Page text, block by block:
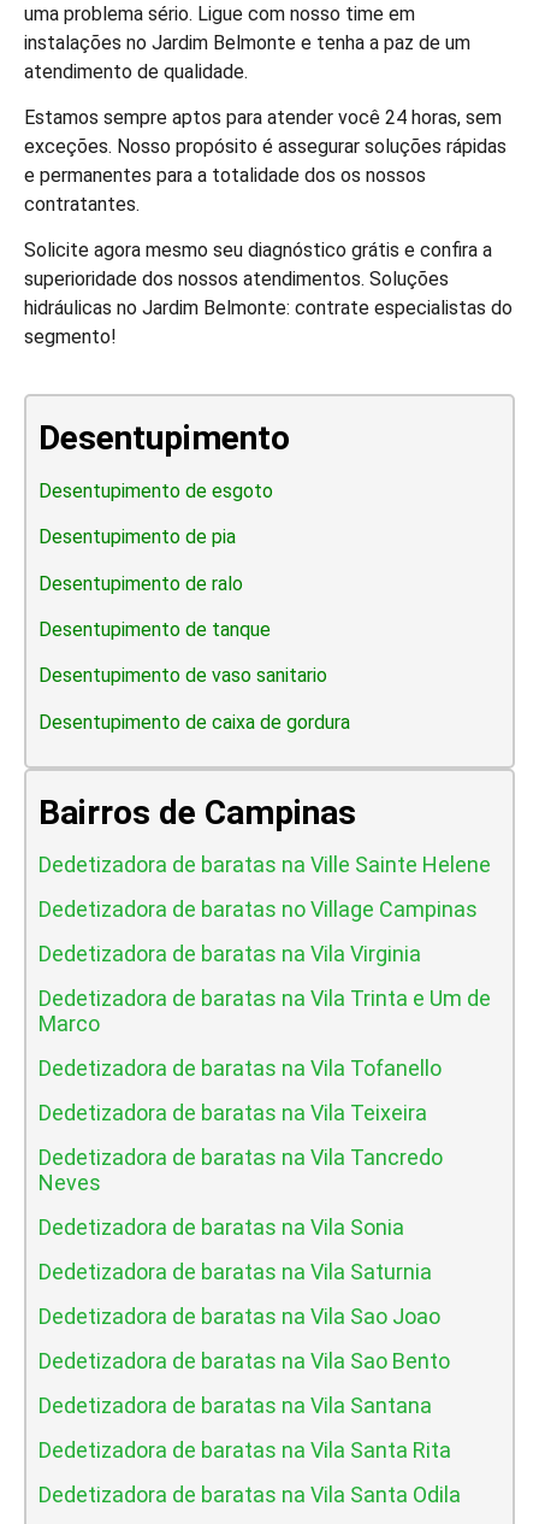
uma problema sério. Ligue com nosso time em
instalações no Jardim Belmonte e tenha a paz de um
atendimento de qualidade.
Estamos sempre aptos para atender você 24 horas, sem
exceções. Nosso propósito é assegurar soluções rápidas
e permanentes para a totalidade dos os nossos
contratantes.
Solicite agora mesmo seu diagnóstico grátis e confira a
superioridade dos nossos atendimentos. Soluções
hidráulicas no Jardim Belmonte: contrate especialistas do
segmento!
Desentupimento
Desentupimento de esgoto
Desentupimento de pia
Desentupimento de ralo
Desentupimento de tanque
Desentupimento de vaso sanitario
Desentupimento de caixa de gordura
Bairros de Campinas
Dedetizadora de baratas na Ville Sainte Helene
Dedetizadora de baratas no Village Campinas
Dedetizadora de baratas na Vila Virginia
Dedetizadora de baratas na Vila Trinta e Um de
Marco
Dedetizadora de baratas na Vila Tofanello
Dedetizadora de baratas na Vila Teixeira
Dedetizadora de baratas na Vila Tancredo
Neves
Dedetizadora de baratas na Vila Sonia
Dedetizadora de baratas na Vila Saturnia
Dedetizadora de baratas na Vila Sao Joao
Dedetizadora de baratas na Vila Sao Bento
Dedetizadora de baratas na Vila Santana
Dedetizadora de baratas na Vila Santa Rita
Dedetizadora de baratas na Vila Santa Odila